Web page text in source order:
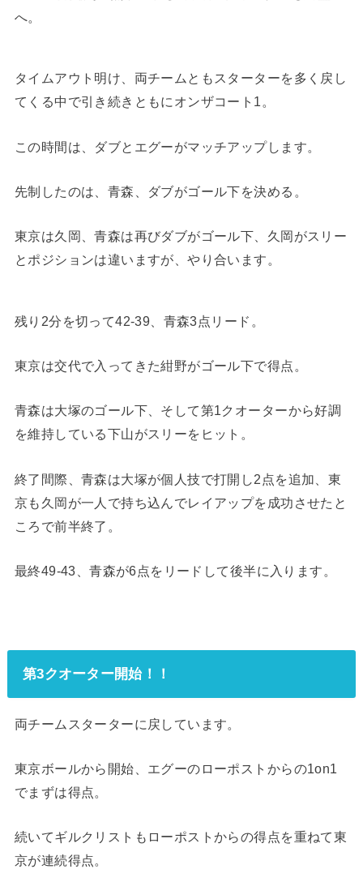
へ。
タイムアウト明け、両チームともスターターを多く戻し
てくる中で引き続きともにオンザコート1。
この時間は、ダブとエグーがマッチアップします。
先制したのは、青森、ダブがゴール下を決める。
東京は久岡、青森は再びダブがゴール下、久岡がスリー
とポジションは違いますが、やり合います。
残り2分を切って42-39、青森3点リード。
東京は交代で入ってきた紺野がゴール下で得点。
青森は大塚のゴール下、そして第1クオーターから好調
を維持している下山がスリーをヒット。
終了間際、青森は大塚が個人技で打開し2点を追加、東
京も久岡が一人で持ち込んでレイアップを成功させたと
ころで前半終了。
最終49-43、青森が6点をリードして後半に入ります。
第3クオーター開始！！
両チームスターターに戻しています。
東京ボールから開始、エグーのローポストからの1on1
でまずは得点。
続いてギルクリストもローポストからの得点を重ねて東
京が連続得点。